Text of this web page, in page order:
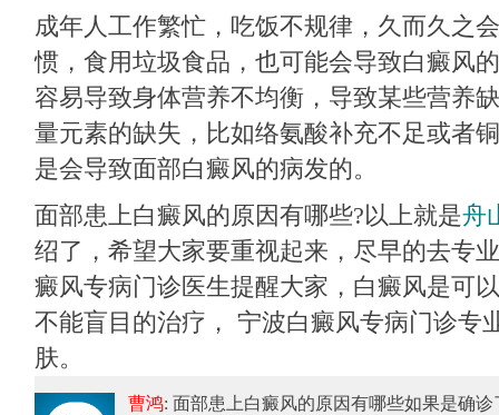
成年人工作繁忙，吃饭不规律，久而久之
惯，食用垃圾食品，也可能会导致白癜风
容易导致身体营养不均衡，导致某些营养
量元素的缺失，比如络氨酸补充不足或者
是会导致面部白癜风的病发的。
面部患上白癜风的原因有哪些?以上就是舟
绍了，希望大家要重视起来，尽早的去专
癜风专病门诊医生提醒大家，白癜风是可
不能盲目的治疗， 宁波白癜风专病门诊专
肤。
曹鸿: 面部患上白癜风的原因有哪些如果是确诊